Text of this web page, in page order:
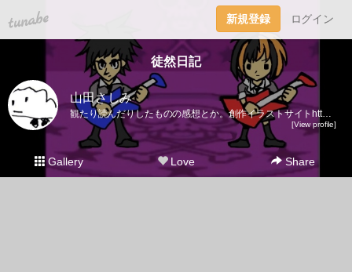
tuna.be 新規登録 ログイン
徒然日記
山田さしみ
観たり読んだりしたものの感想とか。創作イラストサイトhttp://tokiwa.bufsiz.jp/
[View profile]
Gallery Love Share